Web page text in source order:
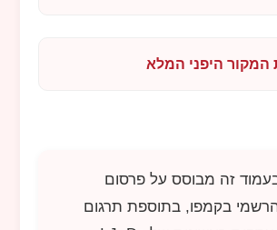
היפני המלא
זה מבוסס על פרסום
בקמפו, בתוספת תרגום